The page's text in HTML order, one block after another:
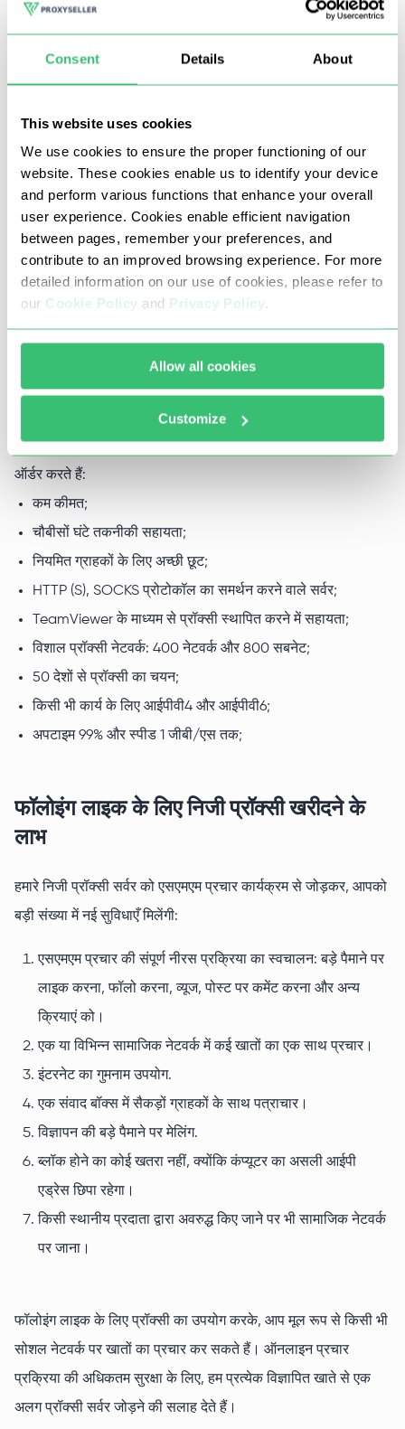
Consent Details About
This website uses cookies
We use cookies to ensure the proper functioning of our
website. These cookies enable us to identify your device
and perform various functions that enhance your overall
user experience. Cookies enable efficient navigation
between pages, remember your preferences, and
contribute to an improved browsing experience. For more
detailed information on our use of cookies, please refer to
our Cookie Policy and Privacy Policy.
Allow all cookies
Customize
सकते हैं। फॉलोइंग लाइक प्रॉक्सी की मदद से, पूरी प्रक्रिया यथासंभव
आप प्रॉक्सी-सेलर से फॉलोइंग लाइक के लिए प्रॉक्सी खरीद सकते हैं। हम
व्यक्तिगत उपयोग के लिए हाई-स्पीड प्रॉक्सी सर्वर प्रदान करते हैं, जो सर्वर
अन्य उपयोगकर्ताओं के कारण सोशल नेटवर्क पर प्रोफाइल को ब्लॉक करने
के जोखिम को समाप्त करता है। इसके अलावा, प्रॉक्सी तक व्यक्तिगत पहुंच
आईपी पते के ब्लैकलिस्ट में जाने के जोखिम को कम कर देती है, इसलिए
आपको एक साफ इतिहास के साथ एक स्थिर कार्यशील प्रॉक्सी सर्वर मिलता
आपको प्रॉक्सी-सेलर से फॉलोइंग लाइक के लिए
प्रॉक्सी क्यों खरीदनी चाहिए
वे कारण जिनकी वजह से दुनिया भर से लाखों ग्राहक हमसे प्रॉक्सी सर्वर
ऑर्डर करते हैं:
कम कीमत;
चौबीसों घंटे तकनीकी सहायता;
नियमित ग्राहकों के लिए अच्छी छूट;
HTTP (S), SOCKS प्रोटोकॉल का समर्थन करने वाले सर्वर;
TeamViewer के माध्यम से प्रॉक्सी स्थापित करने में सहायता;
विशाल प्रॉक्सी नेटवर्क: 400 नेटवर्क और 800 सबनेट;
50 देशों से प्रॉक्सी का चयन;
किसी भी कार्य के लिए आईपीवी4 और आईपीवी6;
अपटाइम 99% और स्पीड 1 जीबी/एस तक;
फॉलोइंग लाइक के लिए निजी प्रॉक्सी खरीदने के
लाभ
हमारे निजी प्रॉक्सी सर्वर को एसएमएम प्रचार कार्यक्रम से जोड़कर, आपको
बड़ी संख्या में नई सुविधाएँ मिलेंगी:
एसएमएम प्रचार की संपूर्ण नीरस प्रक्रिया का स्वचालन: बड़े पैमाने पर
लाइक करना, फॉलो करना, व्यूज, पोस्ट पर कमेंट करना और अन्य
क्रियाएं को।
एक या विभिन्न सामाजिक नेटवर्क में कई खातों का एक साथ प्रचार।
इंटरनेट का गुमनाम उपयोग.
एक संवाद बॉक्स में सैकड़ों ग्राहकों के साथ पत्राचार।
विज्ञापन की बड़े पैमाने पर मेलिंग.
ब्लॉक होने का कोई खतरा नहीं, क्योंकि कंप्यूटर का असली आईपी
एड्रेस छिपा रहेगा।
किसी स्थानीय प्रदाता द्वारा अवरुद्ध किए जाने पर भी सामाजिक नेटवर्क
पर जाना।
फॉलोइंग लाइक के लिए प्रॉक्सी का उपयोग करके, आप मूल रूप से किसी भी
सोशल नेटवर्क पर खातों का प्रचार कर सकते हैं। ऑनलाइन प्रचार
प्रक्रिया की अधिकतम सुरक्षा के लिए, हम प्रत्येक विज्ञापित खाते से एक
अलग प्रॉक्सी सर्वर जोड़ने की सलाह देते हैं।